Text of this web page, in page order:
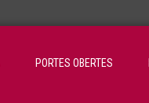
PORTES OBERTES